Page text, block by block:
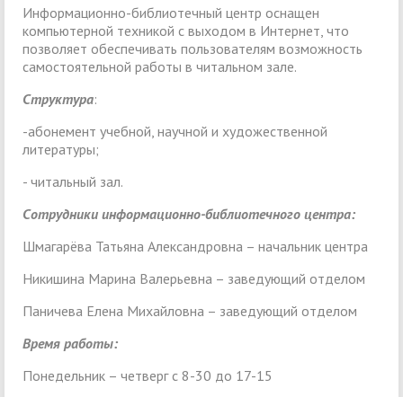
Информационно-библиотечный центр оснащен
компьютерной техникой с выходом в Интернет, что
позволяет обеспечивать пользователям возможность
самостоятельной работы в читальном зале.
Структура:
-абонемент учебной, научной и художественной
литературы;
- читальный зал.
Сотрудники информационно-библиотечного центра:
Шмагарёва Татьяна Александровна – начальник центра
Никишина Марина Валерьевна – заведующий отделом
Паничева Елена Михайловна – заведующий отделом
Время работы:
Понедельник – четверг с 8-30 до 17-15